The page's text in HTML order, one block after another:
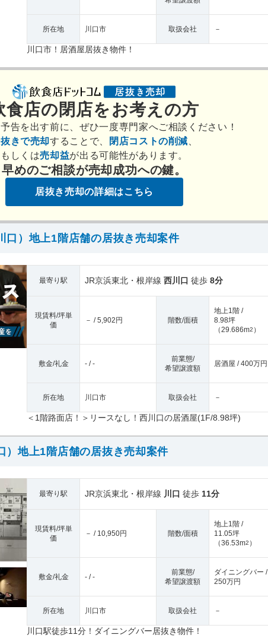
所在地 川口市 取扱会社 －
川口市！居酒屋居抜き物件！
食店の閉店をお考えの方
告を出す前に、ぜひ一度専門家へご相談ください！
きで売却することで、 閉店コストの削減
もしくは売却益が出る可能性があります。
早めのご相談が売却成功への鍵。
居抜き売却の詳細はこちら
口）地上1階店舗の居抜き売却案件
最寄り駅 JR京浜東北・根岸線 西川口 徒歩 8分
現賃料/坪単
価
－ / 5,902円 階数/面積
地上1階 /
8.98坪
（29.686m2 ）
敷金/礼金 - / -
前業態/
希望譲渡額
居酒屋 / 400万円
所在地 川口市 取扱会社 －
＜1階路面店！＞リースなし！西川口の居酒屋(1F/8.98坪)
）地上1階店舗の居抜き売却案件
最寄り駅 JR京浜東北・根岸線 川口 徒歩 11分
現賃料/坪単
価
－ / 10,950円 階数/面積
地上1階 /
11.05坪
（36.53m2 ）
敷金/礼金 - / -
前業態/
希望譲渡額
ダイニングバー /
250万円
所在地 川口市 取扱会社 －
川口駅徒歩11分！ダイニングバー居抜き物件！